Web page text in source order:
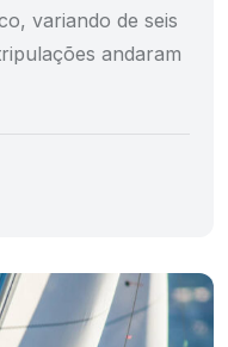
variando de seis
andaram